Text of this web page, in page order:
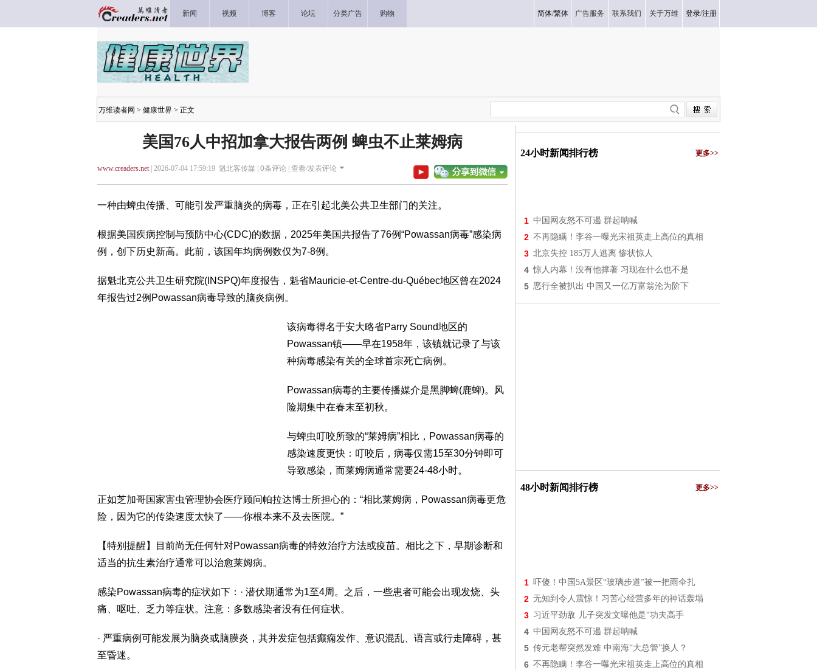
新闻 视频 博客 论坛 分类广告 购物 简体/繁体 广告服务 联系我们 关于万维 登录/注册
万维读者网 > 健康世界 > 正文
美国76人中招加拿大报告两例 蜱虫不止莱姆病
www.creaders.net| 2026-07-04 17:59:19 魁北客传媒 | 0条评论 | 查看/发表评论
一种由蜱虫传播、可能引发严重脑炎的病毒，正在引起北美公共卫生部门的关注。
根据美国疾病控制与预防中心(CDC)的数据，2025年美国共报告了76例“Powassan病毒”感染病
例，创下历史新高。此前，该国年均病例数仅为7-8例。
据魁北克公共卫生研究院(INSPQ)年度报告，魁省Mauricie-et-Centre-du-Québec地区曾在2024
年报告过2例Powassan病毒导致的脑炎病例。
该病毒得名于安大略省Parry Sound地区的
Powassan镇——早在1958年，该镇就记录了与该
种病毒感染有关的全球首宗死亡病例。
Powassan病毒的主要传播媒介是黑脚蜱(鹿蜱)。风
险期集中在春末至初秋。
与蜱虫叮咬所致的“莱姆病”相比，Powassan病毒的
感染速度更快：叮咬后，病毒仅需15至30分钟即可
导致感染，而莱姆病通常需要24-48小时。
正如芝加哥国家害虫管理协会医疗顾问帕拉达博士所担心的：“相比莱姆病，Powassan病毒更危
险，因为它的传染速度太快了——你根本来不及去医院。”
【特别提醒】目前尚无任何针对Powassan病毒的特效治疗方法或疫苗。相比之下，早期诊断和
适当的抗生素治疗通常可以治愈莱姆病。
感染Powassan病毒的症状如下：· 潜伏期通常为1至4周。之后，一些患者可能会出现发烧、头
痛、呕吐、乏力等症状。注意：多数感染者没有任何症状。
· 严重病例可能发展为脑炎或脑膜炎，其并发症包括癫痫发作、意识混乱、语言或行走障碍，甚
至昏迷。
24小时新闻排行榜 更多>>
1 中国网友怒不可遏 群起呐喊
2 不再隐瞒！李谷一曝光宋祖英走上高位的真相
3 北京失控 185万人逃离 惨状惊人
4 惊人内幕！没有他撑著 习现在什么也不是
5 恶行全被扒出 中国又一亿万富翁沦为阶下
48小时新闻排行榜 更多>>
1 吓傻！中国5A景区“玻璃步道”被一把雨伞扎
2 无知到令人震惊！习苦心经营多年的神话轰塌
3 习近平劲敌 儿子突发文曝他是“功夫高手
4 中国网友怒不可遏 群起呐喊
5 传元老帮突然发难 中南海“大总管”换人？
6 不再隐瞒！李谷一曝光宋祖英走上高位的真相